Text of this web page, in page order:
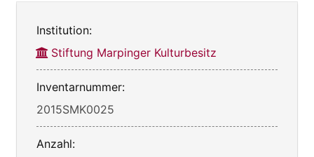
Institution:
Stiftung Marpinger Kulturbesitz
Inventarnummer:
2015SMK0025
Anzahl: